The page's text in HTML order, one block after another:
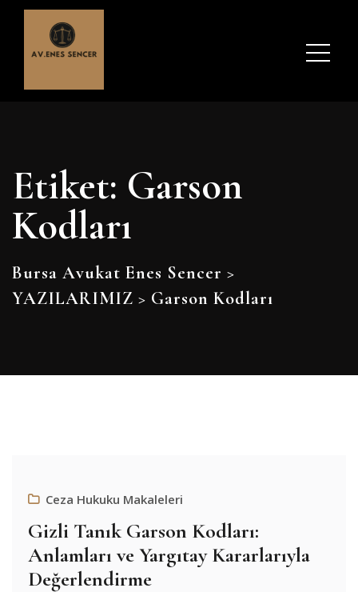
Etiket: Garson
Kodları
Bursa Avukat Enes Sencer >
YAZILARIMIZ > Garson Kodları
Ceza Hukuku Makaleleri
Gizli Tanık Garson Kodları:
Anlamları ve Yargıtay Kararlarıyla
Değerlendirme